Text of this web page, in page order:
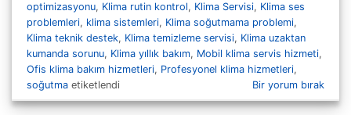
optimizasyonu, Klima rutin kontrol, Klima Servisi, Klima ses
problemleri, klima sistemleri, Klima soğutmama problemi,
Klima teknik destek, Klima temizleme servisi, Klima uzaktan
kumanda sorunu, Klima yıllık bakım, Mobil klima servis hizmeti,
Ofis klima bakım hizmetleri, Profesyonel klima hizmetleri,
soğutma etiketlendi Bir yorum bırak